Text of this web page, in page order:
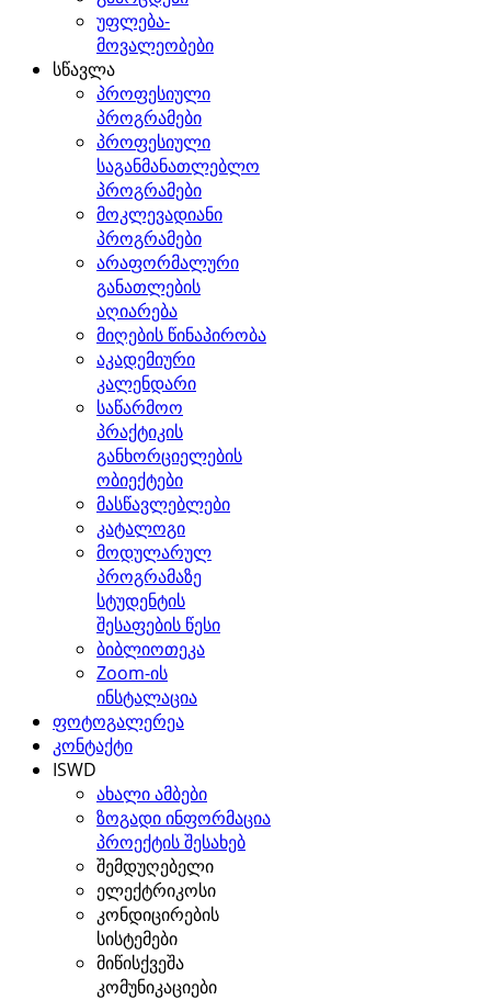
უფლება-
მოვალეობები
სწავლა
პროფესიული
პროგრამები
პროფესიული
საგანმანათლებლო
პროგრამები
მოკლევადიანი
პროგრამები
არაფორმალური
განათლების
აღიარება
მიღების წინაპირობა
აკადემიური
კალენდარი
საწარმოო
პრაქტიკის
განხორციელების
ობიექტები
მასწავლებლები
კატალოგი
მოდულარულ
პროგრამაზე
სტუდენტის
შესაფების წესი
ბიბლიოთეკა
Zoom-ის
ინსტალაცია
ფოტოგალერეა
კონტაქტი
ISWD
ახალი ამბები
ზოგადი ინფორმაცია
პროექტის შესახებ
შემდუღებელი
ელექტრიკოსი
კონდიცირების
სისტემები
მიწისქვეშა
კომუნიკაციები